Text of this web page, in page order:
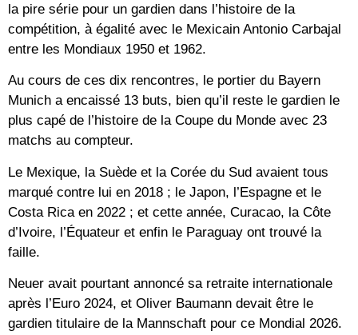
la pire série pour un gardien dans l’histoire de la
compétition, à égalité avec le Mexicain Antonio Carbajal
entre les Mondiaux 1950 et 1962.
Au cours de ces dix rencontres, le portier du Bayern
Munich a encaissé 13 buts, bien qu’il reste le gardien le
plus capé de l’histoire de la Coupe du Monde avec 23
matchs au compteur.
Le Mexique, la Suède et la Corée du Sud avaient tous
marqué contre lui en 2018 ; le Japon, l’Espagne et le
Costa Rica en 2022 ; et cette année, Curacao, la Côte
d’Ivoire, l’Équateur et enfin le Paraguay ont trouvé la
faille.
Neuer avait pourtant annoncé sa retraite internationale
après l’Euro 2024, et Oliver Baumann devait être le
gardien titulaire de la Mannschaft pour ce Mondial 2026.